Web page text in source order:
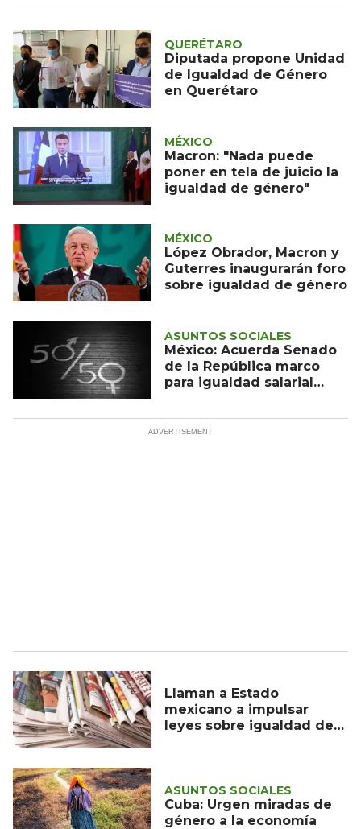
QUERÉTARO
Diputada propone Unidad
de Igualdad de Género
en Querétaro
MÉXICO
Macron: "Nada puede
poner en tela de juicio la
igualdad de género"
MÉXICO
López Obrador, Macron y
Guterres inaugurarán foro
sobre igualdad de género
ASUNTOS SOCIALES
México: Acuerda Senado
de la República marco
para igualdad salarial
Llaman a Estado
mexicano a impulsar
leyes sobre igualdad de
ASUNTOS SOCIALES
Cuba: Urgen miradas de
género a la economía